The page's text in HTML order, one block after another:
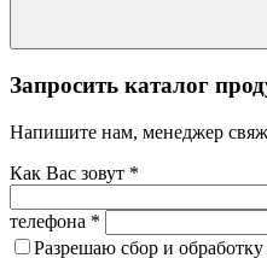
Запросить каталог
Напишите нам, менеджер
Как Вас зовут *
телефона *
Разрешаю сбор и